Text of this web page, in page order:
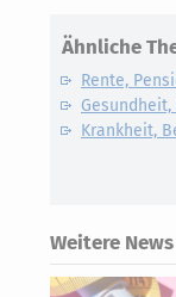
Ähnliche
Rente,
Krankheit,
Weitere